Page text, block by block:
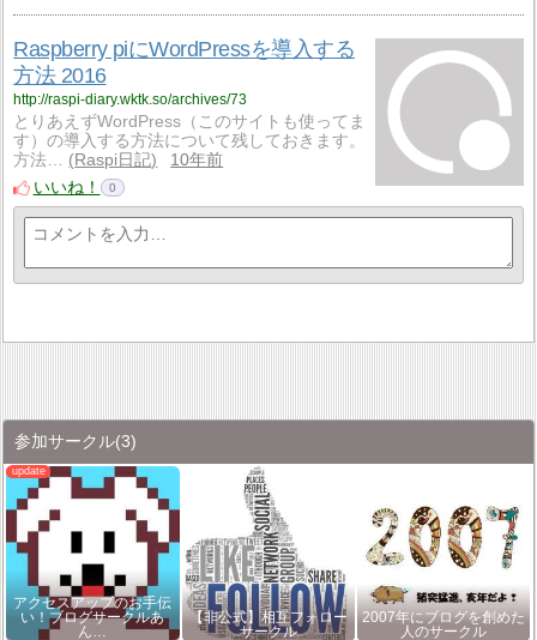
Raspberry piにWordPressを導入する
方法 2016
http://raspi-diary.wktk.so/archives/73
とりあえずWordPress（このサイトも使ってま
す）の導入する方法について残しておきます。
方法…
Raspi日記
10年前
いいね！
0
参加サークル(3)
アクセスアップのお手伝
い！ブログサークルあ
ん…
【非公式】相互フォロー
サークル
2007年にブログを創めた
人のサークル